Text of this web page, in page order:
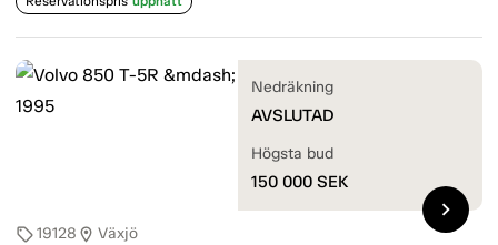
sell19128 location_on Växjö
Nedräkning
AVSLUTAD
Högsta bud
150 000 SEK
chevron_right